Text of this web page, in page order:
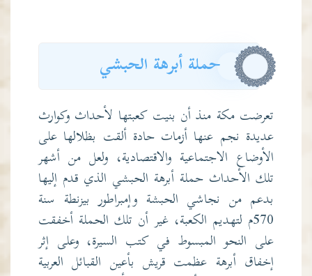
حملة أبرهة الحبشي
تعرضت مكة منذ أن بنيت كعبتها لأحداث وكوارث
عديدة نجم عنها أزمات حادة ألقت بظلالها على
الأوضاع الاجتماعية والاقتصادية، ولعل من أشهر
تلك الأحداث حملة أبرهة الحبشي الذي قدم إليها
بدعم من نجاشي الحبشة وإمبراطور بيزنطة سنة
570م لتهديم الكعبة، غير أن تلك الحملة أخفقت
على النحو المبسوط في كتب السيرة، وعلى إثر
إخفاق أبرهة عظمت قريش بأعين القبائل العربية